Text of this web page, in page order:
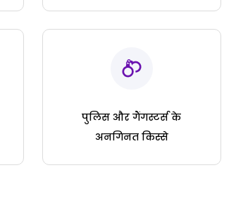
पुलिस और गैंगस्टर्स के
अनगिनत किस्से